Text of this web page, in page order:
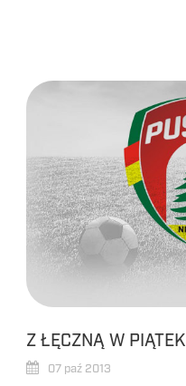
Z ŁĘCZNĄ W PIĄTEK
07 paź 2013